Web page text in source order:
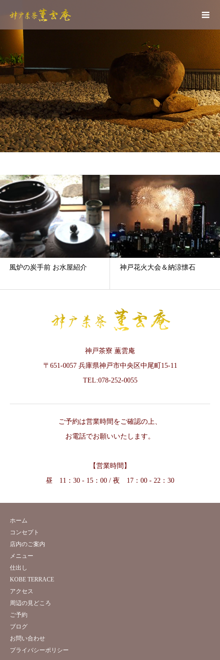
風炉の炭手前 お水屋紹介 神戸花火大会＆納涼懐石
神戸茶寮 薫雲庵
〒651-0057 兵庫県神戸市中央区中尾町15-11
TEL:078-252-0055
ご予約は営業時間をご確認の上、
お電話でお願いいたします。
【営業時間】
昼 11：30 - 15：00 / 夜 17：00 - 22：30
ホーム
コンセプト
店内のご案内
メニュー
仕出し
KOBE TERRACE
アクセス
周辺の見どころ
ご予約
ブログ
お問い合わせ
プライバシーポリシー